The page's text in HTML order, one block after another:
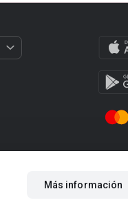
Más información